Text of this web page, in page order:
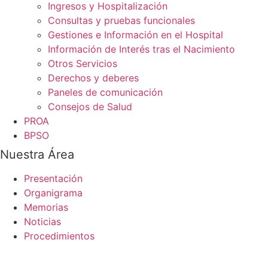
Ingresos y Hospitalización
Consultas y pruebas funcionales
Gestiones e Información en el Hospital
Información de Interés tras el Nacimiento
Otros Servicios
Derechos y deberes
Paneles de comunicación
Consejos de Salud
PROA
BPSO
Nuestra Área
Presentación
Organigrama
Memorias
Noticias
Procedimientos